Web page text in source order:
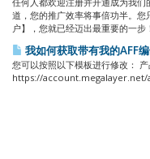
道，您的推广效率将事倍功半。
户】，您就已经迈出最重要的一步
我如何获取带有我的AFF
您可以按照以下模板进行修改： 产
https://account.megalayer.net/